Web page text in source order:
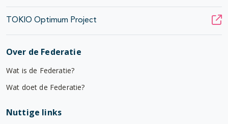
TOKIO Optimum Project
Over de Federatie
Wat is de Federatie?
Wat doet de Federatie?
Nuttige links